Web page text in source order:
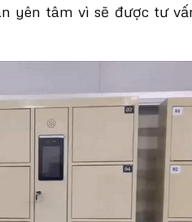
yên tâm vì sẽ được tư